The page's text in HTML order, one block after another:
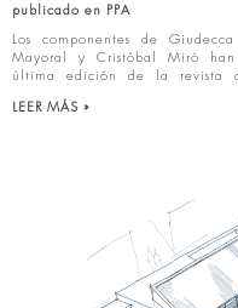
publicado en PPA
Los componentes de
Mayoral y Cristóbal Miró
última edición de la revista
LEER MÁS »